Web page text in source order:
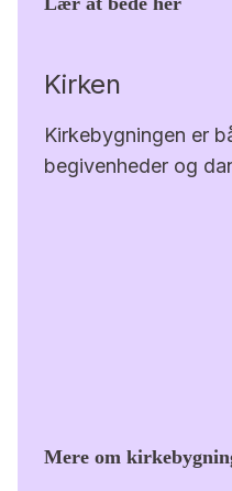
Kirken
Kirkebygningen er
begivenheder og
Mere om